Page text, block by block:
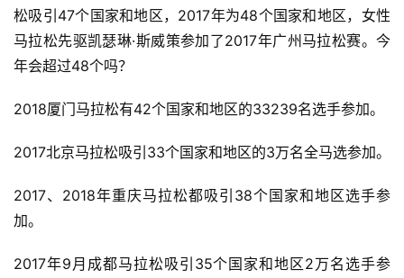
松吸引47个国家和地区，2017年为48个国家和地区，女性
马拉松先驱凯瑟琳·斯威策参加了2017年广州马拉松赛。今
年会超过48个吗？
2018厦门马拉松有42个国家和地区的33239名选手参加。
2017北京马拉松吸引33个国家和地区的3万名全马选参加。
2017、2018年重庆马拉松都吸引38个国家和地区选手参
加。
2017年9月成都马拉松吸引35个国家和地区2万名选手参